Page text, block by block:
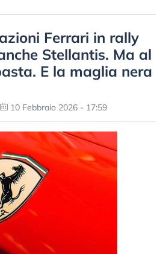
Ferrari in rally
Stellantis. Ma al
E la maglia nera
10 Febbraio 2026 - 17:59